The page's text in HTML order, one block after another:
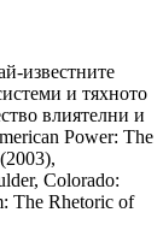
известните
и тяхното
влиятелни и
Power: The
Colorado:
The Rhetoric of